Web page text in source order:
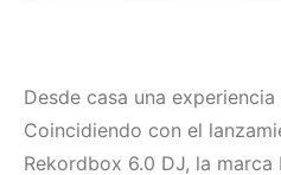
Desde casa una
Coincidiendo con el
Rekordbox 6.0 DJ, la